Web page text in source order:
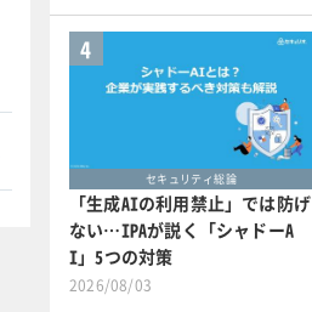
4
セキュリティ総論
「生成AIの利用禁止」では防げ
ない…IPAが説く「シャドーA
I」5つの対策
2026/08/03